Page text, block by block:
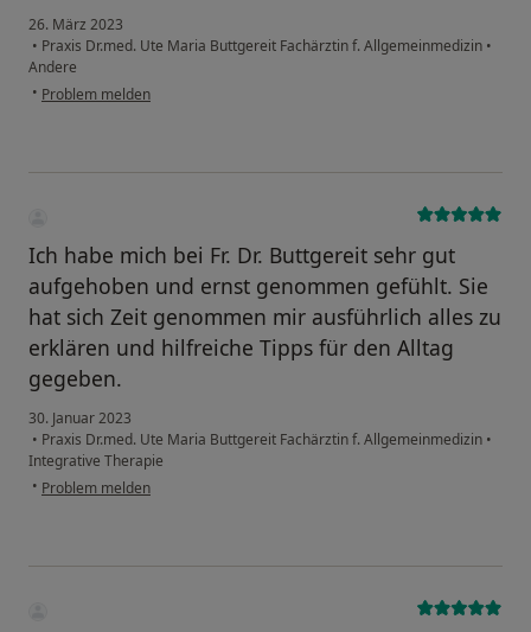
26. März 2023
• Praxis Dr.med. Ute Maria Buttgereit Fachärztin f. Allgemeinmedizin •
Andere
• Problem melden
Ich habe mich bei Fr. Dr. Buttgereit sehr gut
aufgehoben und ernst genommen gefühlt. Sie
hat sich Zeit genommen mir ausführlich alles zu
erklären und hilfreiche Tipps für den Alltag
gegeben.
30. Januar 2023
• Praxis Dr.med. Ute Maria Buttgereit Fachärztin f. Allgemeinmedizin •
Integrative Therapie
• Problem melden